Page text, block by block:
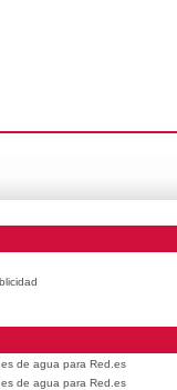
de agua para Red.es
de agua para Red.es